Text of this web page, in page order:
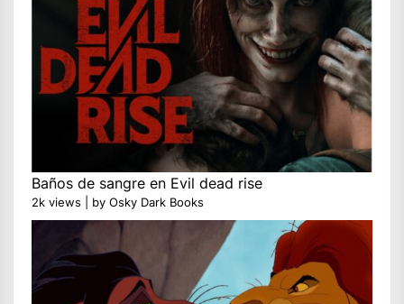
Baños de sangre en Evil dead rise
2k views by Osky Dark Books